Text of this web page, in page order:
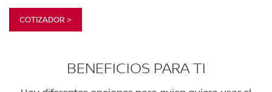
COTIZADOR >
BENEFICIOS PARA TI